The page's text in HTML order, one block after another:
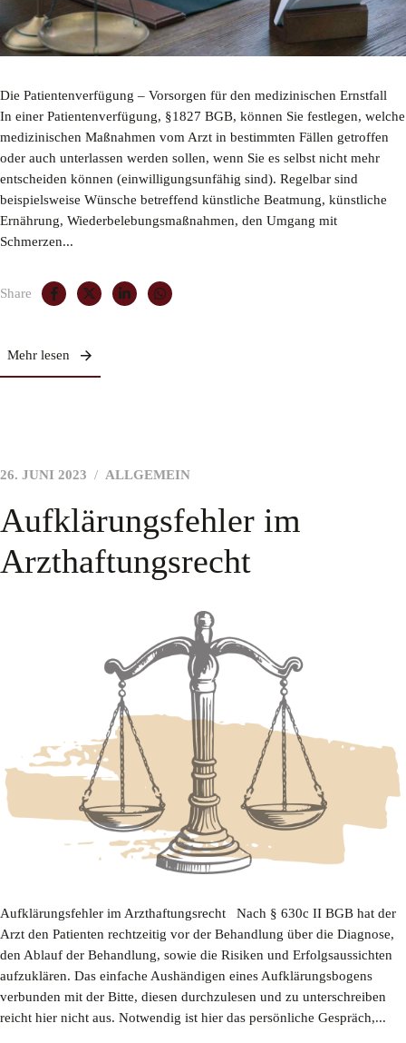
Die Patientenverfügung – Vorsorgen für den medizinischen Ernstfall
In einer Patientenverfügung, §1827 BGB, können Sie festlegen, welche
medizinischen Maßnahmen vom Arzt in bestimmten Fällen getroffen
oder auch unterlassen werden sollen, wenn Sie es selbst nicht mehr
entscheiden können (einwilligungsunfähig sind). Regelbar sind
beispielsweise Wünsche betreffend künstliche Beatmung, künstliche
Ernährung, Wiederbelebungsmaßnahmen, den Umgang mit
Schmerzen...
Share
Mehr lesen
26. JUNI 2023 ALLGEMEIN
Aufklärungsfehler im
Arzthaftungsrecht
Aufklärungsfehler im Arzthaftungsrecht Nach § 630c II BGB hat der
Arzt den Patienten rechtzeitig vor der Behandlung über die Diagnose,
den Ablauf der Behandlung, sowie die Risiken und Erfolgsaussichten
aufzuklären. Das einfache Aushändigen eines Aufklärungsbogens
verbunden mit der Bitte, diesen durchzulesen und zu unterschreiben
reicht hier nicht aus. Notwendig ist hier das persönliche Gespräch,...